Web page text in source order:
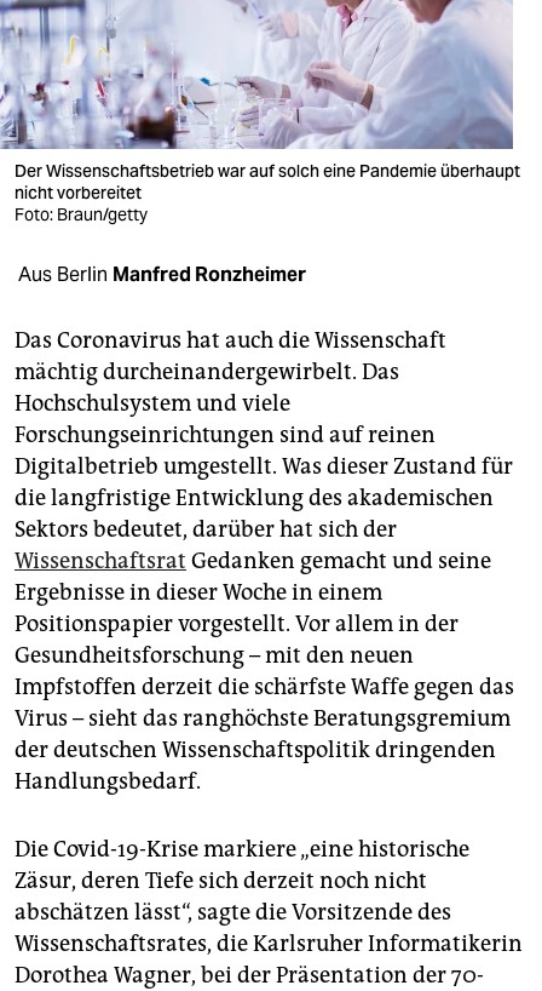
wahrheit
verlag
verlag
veranstaltungen
shop
fragen & hilfe
abo
genossenschaft
epaper login
Der Wissen­schaftsbetrieb war auf solch eine Pandemie überhaupt
nicht vor­bereitet
Foto: Braun/getty
Aus Berlin Manfred Ronzheimer
Das Coronavirus hat auch die Wissenschaft
mächtig durcheinandergewirbelt. Das
Hochschulsystem und viele
Forschungseinrichtungen sind auf reinen
Digitalbetrieb umgestellt. Was dieser Zustand für
die langfristige Entwicklung des akademischen
Sektors bedeutet, darüber hat sich der
Wissenschaftsrat Gedanken gemacht und seine
Ergebnisse in dieser Woche in einem
Positionspapier vorgestellt. Vor allem in der
Gesundheitsforschung – mit den neuen
Impfstoffen derzeit die schärfste Waffe gegen das
Virus – sieht das ranghöchste Beratungsgremium
der deutschen Wissenschaftspolitik dringenden
Handlungsbedarf.
Die Covid-19-Krise markiere „eine historische
Zäsur, deren Tiefe sich derzeit noch nicht
abschätzen lässt“, sagte die Vorsitzende des
Wissenschaftsrates, die Karlsruher Informatikerin
Dorothea Wagner, bei der Präsentation der 70-